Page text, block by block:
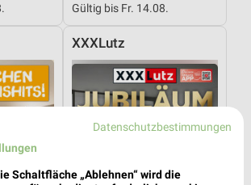
Gültig bis Fr. 14.08.
XXXLutz
Datenschutzbestimmungen
Schaltfläche „Ablehnen“ wird die